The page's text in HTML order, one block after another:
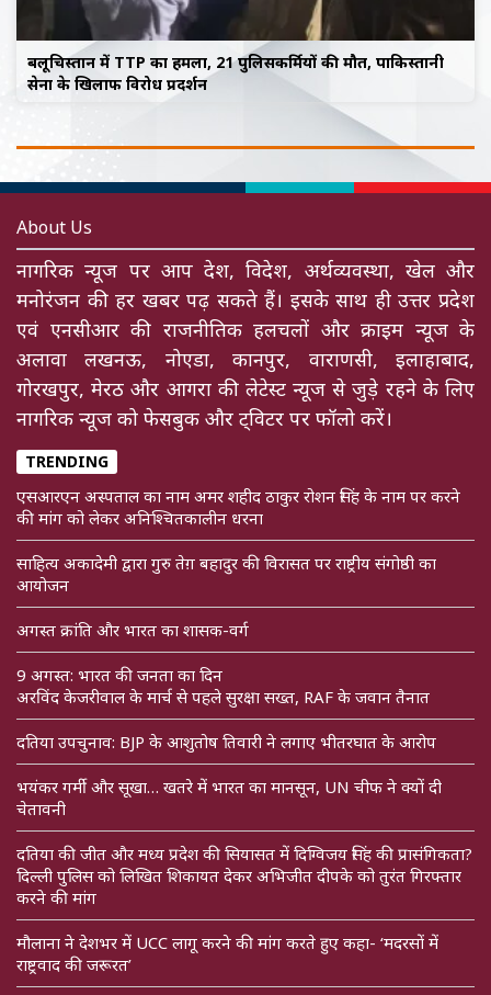
बलूचिस्तान में TTP का हमला, 21 पुलिसकर्मियों की मौत, पाकिस्तानी
सेना के खिलाफ विरोध प्रदर्शन
About Us
नागरिक न्यूज पर आप देश, विदेश, अर्थव्यवस्था, खेल और
मनोरंजन की हर खबर पढ़ सकते हैं। इसके साथ ही उत्तर प्रदेश
एवं एनसीआर की राजनीतिक हलचलों और क्राइम न्यूज के
अलावा लखनऊ, नोएडा, कानपुर, वाराणसी, इलाहाबाद,
गोरखपुर, मेरठ और आगरा की लेटेस्ट न्यूज से जुड़े रहने के लिए
नागरिक न्यूज को फेसबुक और ट्विटर पर फॉलो करें।
TRENDING
एसआरएन अस्पताल का नाम अमर शहीद ठाकुर रोशन सिंह के नाम पर करने
की मांग को लेकर अनिश्चितकालीन धरना
साहित्य अकादेमी द्वारा गुरु तेग़ बहादुर की विरासत पर राष्ट्रीय संगोष्ठी का
आयोजन
अगस्त क्रांति और भारत का शासक-वर्ग
9 अगस्त: भारत की जनता का दिन
अरविंद केजरीवाल के मार्च से पहले सुरक्षा सख्त, RAF के जवान तैनात
दतिया उपचुनाव: BJP के आशुतोष तिवारी ने लगाए भीतरघात के आरोप
भयंकर गर्मी और सूखा… खतरे में भारत का मानसून, UN चीफ ने क्यों दी
चेतावनी
दतिया की जीत और मध्य प्रदेश की सियासत में दिग्विजय सिंह की प्रासंगिकता?
दिल्ली पुलिस को लिखित शिकायत देकर अभिजीत दीपके को तुरंत गिरफ्तार
करने की मांग
मौलाना ने देशभर में UCC लागू करने की मांग करते हुए कहा- ‘मदरसों में
राष्ट्रवाद की जरूरत’